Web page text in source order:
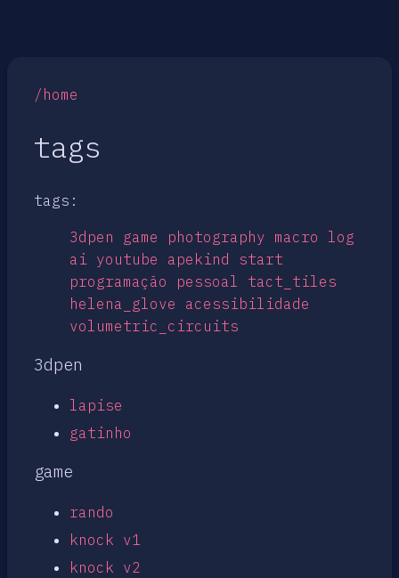
/home
tags
tags:
3dpen game photography macro
log
ai
youtube apekind
start
programação
pessoal
tact_tiles
helena_glove
acessibilidade
volumetric_circuits
3dpen
lapise
gatinho
game
rando
knock v1
knock v2